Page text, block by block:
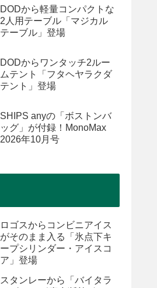
DODから軽量コンパクトな
2人用テーブル「マジカル
テーブル」登場
DODからワンタッチ2ルー
ムテント「フタヘヤラクダ
テント」登場
SHIPS anyの「ボストンバ
ッグ」が付録！MonoMax
2026年10月号
ロゴスからコンビニアイス
がそのまま入る「氷点下キ
ープシリンダー・アイスコ
ア」登場
スタンレーから「バイタラ